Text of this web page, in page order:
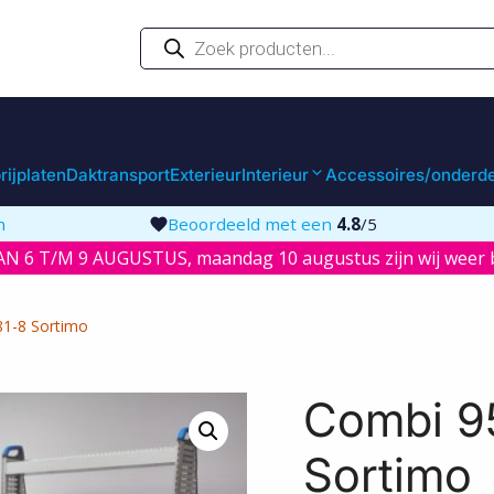
Producten
zoeken
DaktransportExterieurInterieur Accessoires/
Beoordeeld met een 4.8/5
6 T/M 9 AUGUSTUS, maandag 10 augustus zijn wij
8 Sortimo
Combi
Sortimo